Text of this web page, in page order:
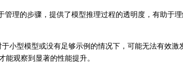
理的步骤，提供了模型推理过程的透明度，有助于
小型模型或没有足够示例的情况下，可能无法有效激
观察到显著的性能提升。